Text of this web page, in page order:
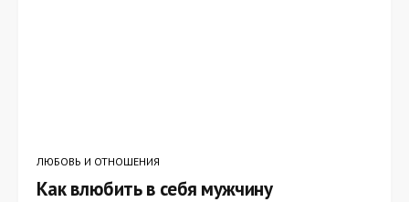
ЛЮБОВЬ И ОТНОШЕНИЯ
Как влюбить в себя мужчину